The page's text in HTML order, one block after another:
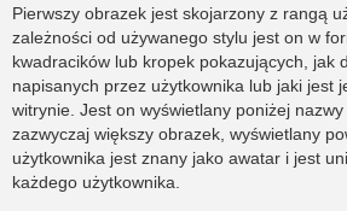
Pierwszy obrazek jest skojarzony z rangą
zależności od używanego stylu jest on w
kwadracików lub kropek pokazujących, jak
napisanych przez użytkownika lub jaki jest
witrynie. Jest on wyświetlany poniżej nazwy
zazwyczaj większy obrazek, wyświetlany
użytkownika jest znany jako awatar i jest
każdego użytkownika.